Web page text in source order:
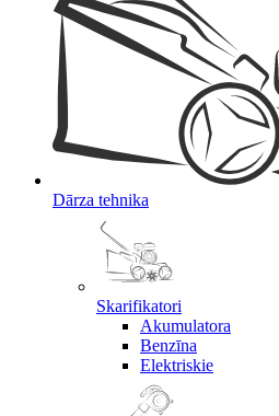
Dārza tehnika
Skarifikatori
Akumulatora
Benzīna
Elektriskie